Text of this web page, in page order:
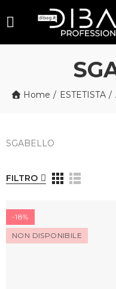
Home ESTETISTA
SGABELLO
FILTRO
-18%
NON DISPONIBILE